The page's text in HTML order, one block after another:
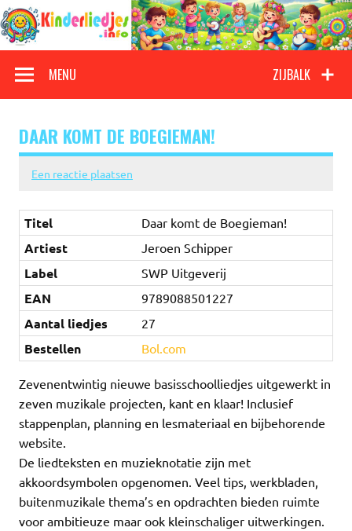
Doorgaan
naar
inhoud
Kinderliedjes
ZIJBALK
MENU
DAAR KOMT DE BOEGIEMAN!
Een reactie plaatsen
Titel Daar komt de Boegieman!
Artiest Jeroen Schipper
Label SWP Uitgeverij
EAN 9789088501227
Aantal liedjes 27
Bestellen Bol.com
Zevenentwintig nieuwe basisschoolliedjes uitgewerkt in
zeven muzikale projecten, kant en klaar! Inclusief
stappenplan, planning en lesmateriaal en bijbehorende
website.
De liedteksten en muzieknotatie zijn met
akkoordsymbolen opgenomen. Veel tips, werkbladen,
buitenmuzikale thema’s en opdrachten bieden ruimte
voor ambitieuze maar ook kleinschaliger uitwerkingen.